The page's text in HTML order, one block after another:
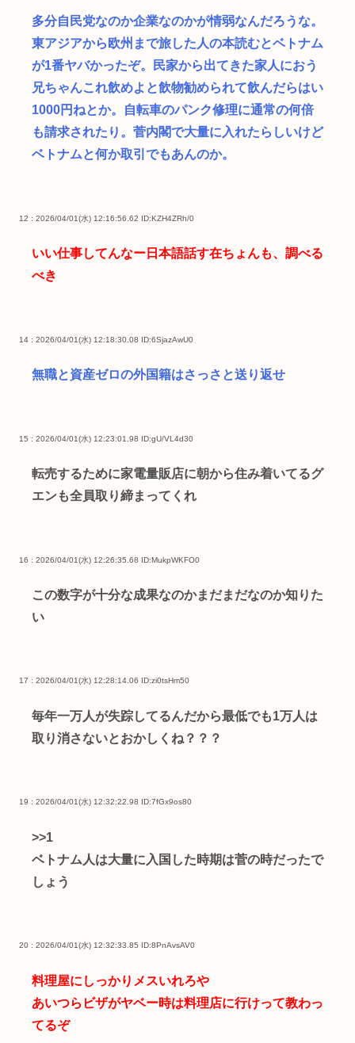
多分自民党なのか企業なのかが情弱なんだろうな。
東アジアから欧州まで旅した人の本読むとベトナム
が1番ヤバかったぞ。民家から出てきた家人におう
兄ちゃんこれ飲めよと飲物勧められて飲んだらはい
1000円ねとか。自転車のパンク修理に通常の何倍
も請求されたり。菅内閣で大量に入れたらしいけど
ベトナムと何か取引でもあんのか。
12 : 2026/04/01(水) 12:16:56.62 ID:KZH4ZRh/0
いい仕事してんなー日本語話す在ちょんも、調べる
べき
14 : 2026/04/01(水) 12:18:30.08 ID:6SjazAwU0
無職と資産ゼロの外国籍はさっさと送り返せ
15 : 2026/04/01(水) 12:23:01.98 ID:gU/VL4d30
転売するために家電量販店に朝から住み着いてるグ
エンも全員取り締まってくれ
16 : 2026/04/01(水) 12:26:35.68 ID:MukpWKFO0
この数字が十分な成果なのかまだまだなのか知りた
い
17 : 2026/04/01(水) 12:28:14.06 ID:zi0tsHm50
毎年一万人が失踪してるんだから最低でも1万人は
取り消さないとおかしくね？？？
19 : 2026/04/01(水) 12:32:22.98 ID:7fGx9os80
>>1
ベトナム人は大量に入国した時期は菅の時だったで
しょう
20 : 2026/04/01(水) 12:32:33.85 ID:8PnAvsAV0
料理屋にしっかりメスいれろや
あいつらビザがヤベー時は料理店に行けって教わっ
てるぞ